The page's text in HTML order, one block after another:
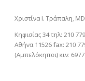
Χριστίνα Ι. Τράπαλη,
Κηφισίας 34 τηλ: 210
Αθήνα 11526 fax: 210
(Αμπελόκηποι) κιν: